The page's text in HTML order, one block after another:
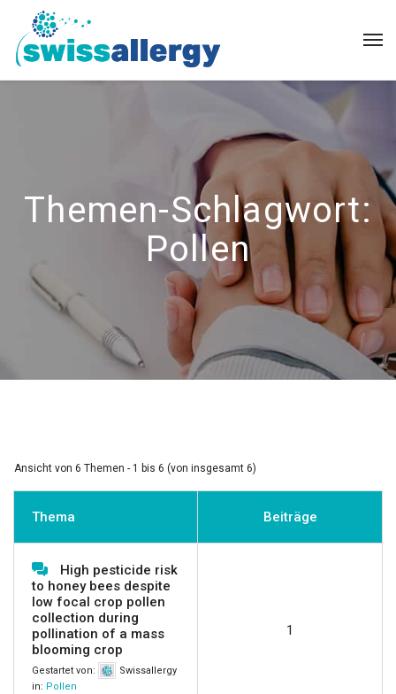
Themen-Schlagwort:
Pollen
Ansicht von 6 Themen - 1 bis 6 (von insgesamt 6)
Thema Beiträge
High pesticide risk
to honey bees despite
low focal crop pollen
collection during
pollination of a mass
blooming crop
Gestartet von:
Swissallergy
in: Pollen
1